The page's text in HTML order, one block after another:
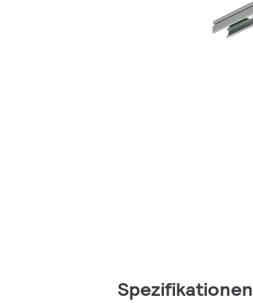
Spezifikationen